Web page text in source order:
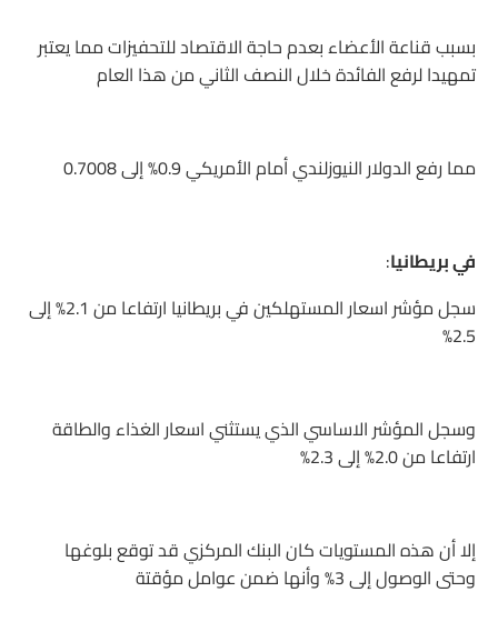
بسبب قناعة الأعضاء بعدم حاجة الاقتصاد للتحفيزات مما يعتبر
تمهيدا لرفع الفائدة خلال النصف الثاني من هذا العام
مما رفع الدولار النيوزلندي أمام الأمريكي 0.9% إلى 0.7008
في بريطانيا:
سجل مؤشر اسعار المستهلكين في بريطانيا ارتفاعا من 2.1% إلى
2.5%
وسجل المؤشر الاساسي الذي يستثني اسعار الغذاء والطاقة
ارتفاعا من 2.0% إلى 2.3%
إلا أن هذه المستويات كان البنك المركزي قد توقع بلوغها
وحتى الوصول إلى 3% وأنها ضمن عوامل مؤقتة